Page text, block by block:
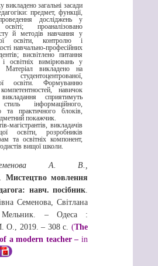
загальні засади
предмет, функції,
досліджень у
проаналізовано
й методів навчання у
освіти, контролю і
навчально-професійних
висвітлено питання
і освітніх вимірювань у
Матеріал викладено на
освіти. Формуванню
навичок
сприятимуть
стиль інформаційного,
та практичного блоків,
покажчик.
магістрантів, викладачів
освіти, розробників
та освітніх компонент,
вищої школи.
А. В.,
Мистецтво мовлення
навч. посібник.
Семенова, Світлана
Мельник. – Одеса :
О., 2019. – 308 с. (The
a modern teacher – in